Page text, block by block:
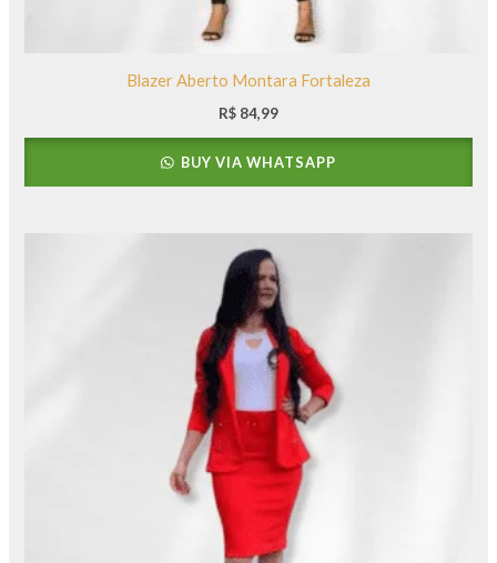
Blazer Aberto Montara Fortaleza
R$ 84,99
BUY VIA WHATSAPP